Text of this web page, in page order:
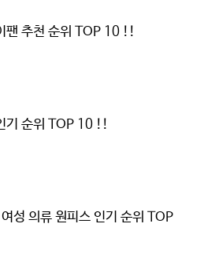
팬 추천 순위 TOP 10 !!
기 순위 TOP 10 !!
성 의류 원피스 인기 순위 TOP